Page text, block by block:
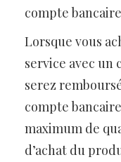
compte
Lorsque vous
service avec un
serez
compte
maximum de
d’achat du